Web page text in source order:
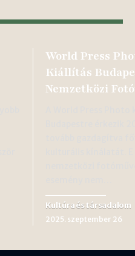
World Press
Kiállítás
Nemzetközi
Kultúra és társadalom
2025. szeptember 26